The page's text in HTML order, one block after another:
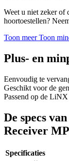
Weet u niet zeker of
hoortoestellen?
Toon meer Toon
Plus- en
Eenvoudig te
Geschikt voor de
Passend op de
De specs
Receiver
Specificaties